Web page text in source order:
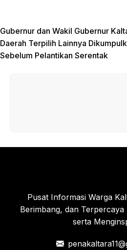
Gubernur dan Wakil Gubernur
Daerah Terpilih Lainnya
Sebelum Pelantikan Serentak
Pusat Informasi Warga
Berimbang, dan
serta